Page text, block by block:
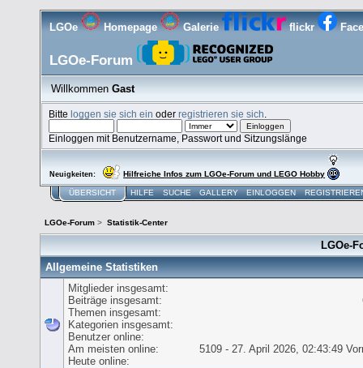
LGOe Homepage Galerie flickr
LGOe-Forum
Willkommen Gast
Bitteloggen sie sich ein oderregistrieren sie sich
Einloggen mit Benutzername, Passwort und Sitzungslänge
Neuigkeiten: Hilfreiche Infos zum LGOe-Forum und LEGO Hobby
ÜBERSICHT HILFE SUCHE GALLERY EINLOGGEN
LGOe-Forum > Statistik-Center
LGOe-
Allgemeine Statistiken
Mitglieder insgesamt:
Beiträge insgesamt:
Themen insgesamt:
Kategorien insgesamt:
Benutzer online:
Am meisten online:
5109 - 27. April 2026, 02:43:49
Heute online: